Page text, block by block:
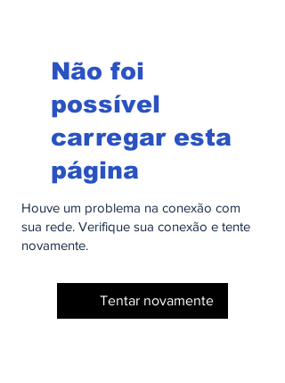
Não foi
possível
carregar esta
página
Houve um problema na conexão com
sua rede. Verifique sua conexão e tente
novamente.
Tentar novamente